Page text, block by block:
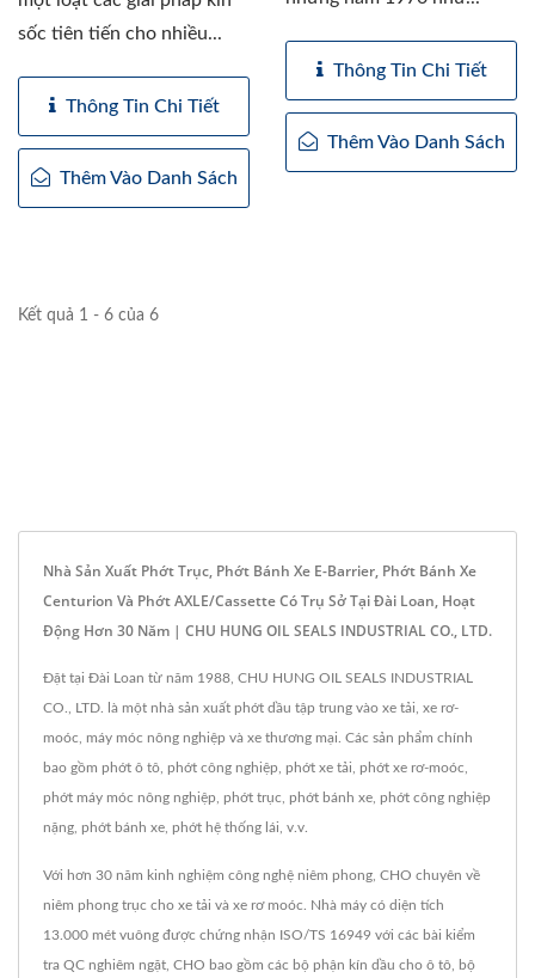
sốc tiên tiến cho nhiều...
Thông Tin Chi Tiết
Thêm Vào Danh Sách
Thông Tin Chi Tiết
Thêm Vào Danh Sách
Kết quả 1 - 6 của 6
Nhà Sản Xuất Phớt Trục, Phớt Bánh Xe E-Barrier, Phớt Bánh Xe
Centurion Và Phớt AXLE/Cassette Có Trụ Sở Tại Đài Loan, Hoạt
Động Hơn 30 Năm | CHU HUNG OIL SEALS INDUSTRIAL CO., LTD.
Đặt tại Đài Loan từ năm 1988, CHU HUNG OIL SEALS INDUSTRIAL
CO., LTD. là một nhà sản xuất phớt dầu tập trung vào xe tải, xe rơ-
moóc, máy móc nông nghiệp và xe thương mại. Các sản phẩm chính
bao gồm phớt ô tô, phớt công nghiệp, phớt xe tải, phớt xe rơ-moóc,
phớt máy móc nông nghiệp, phớt trục, phớt bánh xe, phớt công nghiệp
nặng, phớt bánh xe, phớt hệ thống lái, v.v.
Với hơn 30 năm kinh nghiệm công nghệ niêm phong, CHO chuyên về
niêm phong trục cho xe tải và xe rơ moóc. Nhà máy có diện tích
13.000 mét vuông được chứng nhận ISO/TS 16949 với các bài kiểm
tra QC nghiêm ngặt, CHO bao gồm các bộ phận kín dầu cho ô tô, bộ